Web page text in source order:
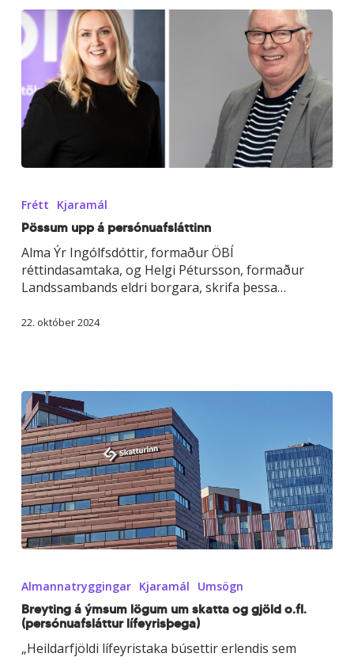
á
persónuafsláttinn
Frétt Kjaramál
Pössum upp á persónuafsláttinn
Alma Ýr Ingólfsdóttir, formaður ÖBÍ
réttindasamtaka, og Helgi Pétursson, formaður
Landssambands eldri borgara, skrifa þessa…
22. október 2024
ýmsum
lögum
um
skatta
Almannatryggingar Kjaramál Umsögn
Breyting á ýmsum lögum um skatta og gjöld o.fl.
(persónuafsláttur lífeyrisþega)
„Heildarfjöldi lífeyristaka búsettir erlendis sem